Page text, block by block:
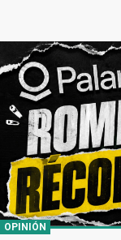
OPINIÓN